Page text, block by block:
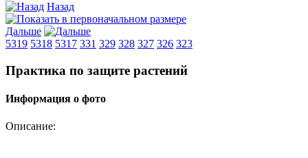
Назад
Дальше
5319 5318 5317 331 329 328 327 326 323
Практика по защите растений
Информация о фото
Описание: